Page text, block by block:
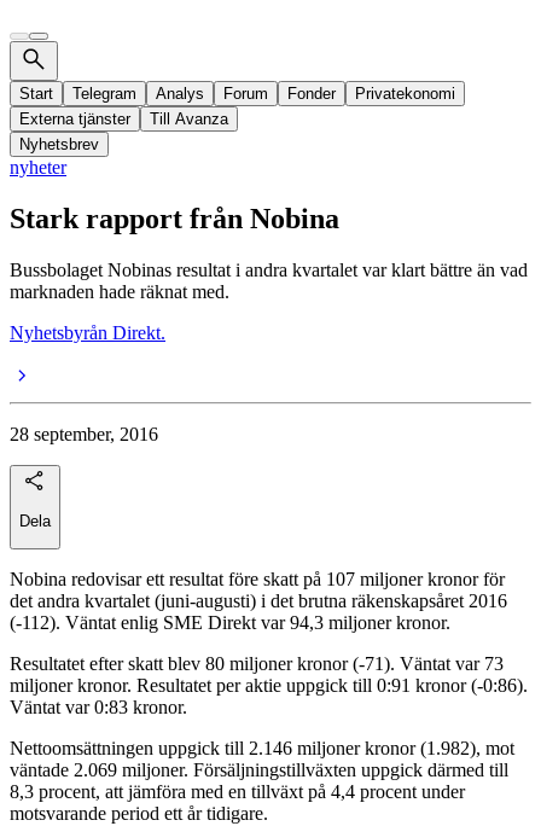
Start Telegram Analys Forum Fonder
Privatekonomi
Externa tjänster
Till Avanza
Nyhetsbrev
nyheter
Stark rapport från Nobina
Bussbolaget Nobinas resultat i andra kvartalet var klart bättre än vad
marknaden hade räknat med.
Nyhetsbyrån Direkt.
28 september, 2016
Dela
Nobina redovisar ett resultat före skatt på 107 miljoner kronor för
det andra kvartalet (juni-augusti) i det brutna räkenskapsåret 2016
(-112). Väntat enlig SME Direkt var 94,3 miljoner kronor.
Resultatet efter skatt blev 80 miljoner kronor (-71). Väntat var 73
miljoner kronor. Resultatet per aktie uppgick till 0:91 kronor (-0:86).
Väntat var 0:83 kronor.
Nettoomsättningen uppgick till 2.146 miljoner kronor (1.982), mot
väntade 2.069 miljoner. Försäljningstillväxten uppgick därmed till
8,3 procent, att jämföra med en tillväxt på 4,4 procent under
motsvarande period ett år tidigare.